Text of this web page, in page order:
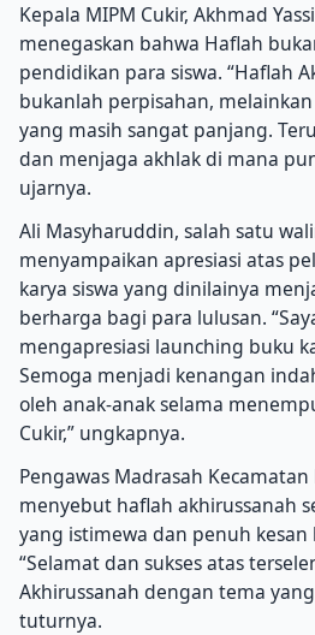
Kepala MIPM Cukir, Akhmad
menegaskan bahwa Haflah
pendidikan para siswa. “Haflah
bukanlah perpisahan,
yang masih sangat panjang.
dan menjaga akhlak di mana
ujarnya.
Ali Masyharuddin, salah satu
menyampaikan apresiasi atas
karya siswa yang dinilainya
berharga bagi para lulusan.
mengapresiasi launching buku
Semoga menjadi kenangan
oleh anak-anak selama
Cukir,” ungkapnya.
Pengawas Madrasah
menyebut haflah akhirussanah
yang istimewa dan penuh
“Selamat dan sukses atas
Akhirussanah dengan tema
tuturnya.